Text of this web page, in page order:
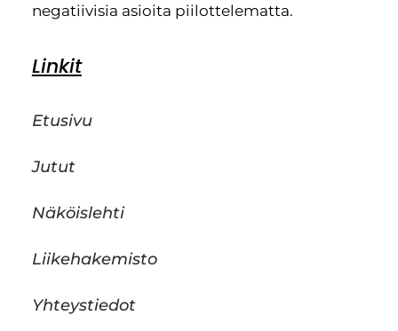
negatiivisia asioita piilottelematta.
Linkit
Etusivu
Jutut
Näköislehti
Liikehakemisto
Yhteystiedot